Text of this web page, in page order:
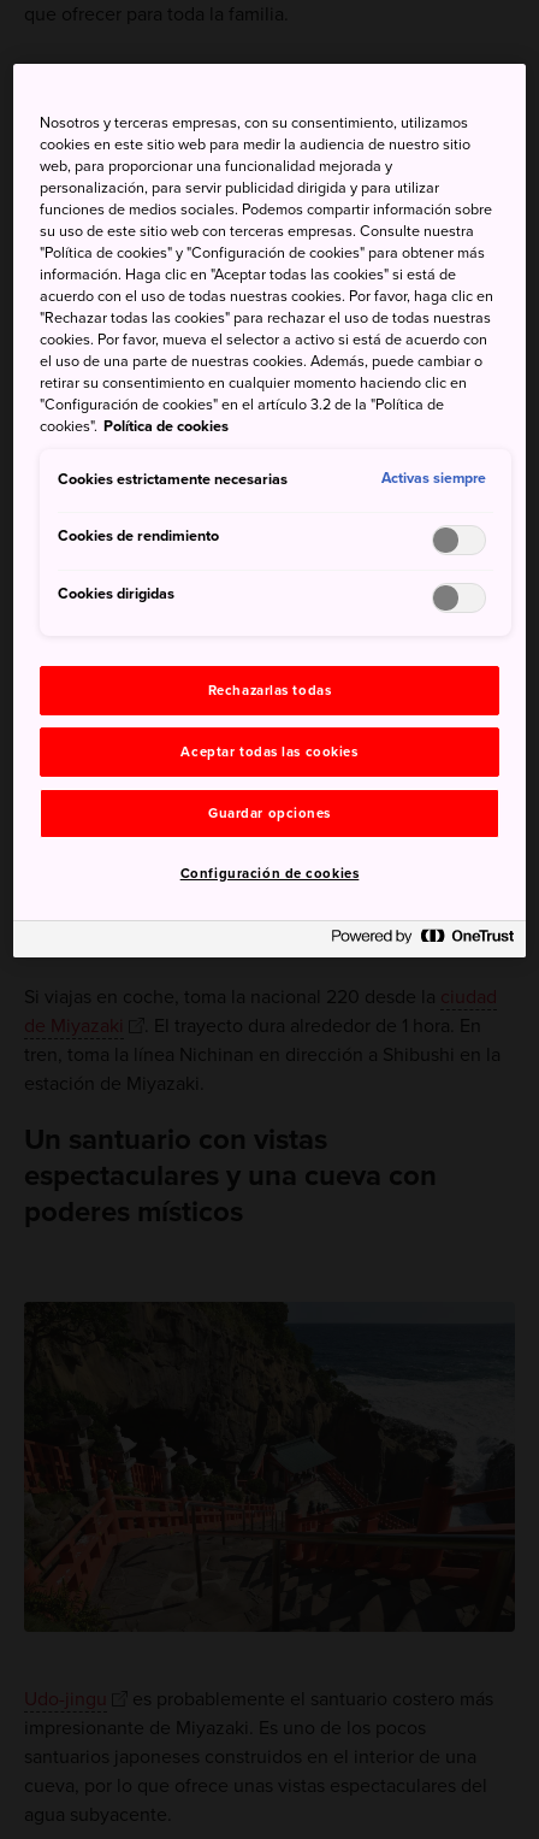
que ofrecer para toda la familia.
La localidad de Obi, conocida como la Kioto de
Kyushu
Cómo llegar
prefectura de Miyazaki, se puede llegar en coche o en
Si viajas en coche, toma la nacional 220 desde la ciudad
de Miyazaki
. El trayecto dura alrededor de 1 hora. En
tren, toma la línea Nichinan en dirección a Shibushi en la
estación de Miyazaki.
Un santuario con vistas
espectaculares y una cueva con
poderes místicos
Udo-jingu
es probablemente el santuario costero más
impresionante de Miyazaki. Es uno de los pocos
santuarios japoneses construidos en el interior de una
cueva, por lo que ofrece unas vistas espectaculares del
agua subyacente.
Nosotros y terceras empresas, con su consentimiento, utilizamos
cookies en este sitio web para medir la audiencia de nuestro sitio
web, para proporcionar una funcionalidad mejorada y
personalización, para servir publicidad dirigida y para utilizar
funciones de medios sociales. Podemos compartir información sobre
su uso de este sitio web con terceras empresas. Consulte nuestra
"Política de cookies" y "Configuración de cookies" para obtener más
información. Haga clic en "Aceptar todas las cookies" si está de
acuerdo con el uso de todas nuestras cookies. Por favor, haga clic en
"Rechazar todas las cookies" para rechazar el uso de todas nuestras
cookies. Por favor, mueva el selector a activo si está de acuerdo con
el uso de una parte de nuestras cookies. Además, puede cambiar o
retirar su consentimiento en cualquier momento haciendo clic en
"Configuración de cookies" en el artículo 3.2 de la "Política de
cookies". Política de cookies
Cookies estrictamente necesarias Activas siempre
Cookies de rendimiento
Cookies dirigidas
Rechazarlas todas
Aceptar todas las cookies
Guardar opciones
Configuración de cookies